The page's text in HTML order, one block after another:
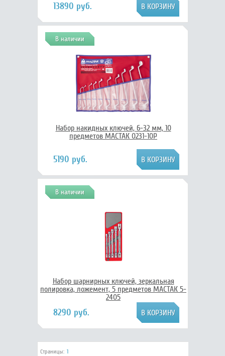
13890 руб.
В наличии
Набор накидных ключей, 6-32 мм, 10
предметов МАСТАК 0231-10P
5190 руб.
В наличии
Набор шарнирных ключей, зеркальная
полировка, ложемент, 5 предметов МАСТАК 5-
2405
8290 руб.
Страницы: 1